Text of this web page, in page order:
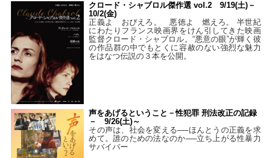
クロード・シャブロル傑作選 vol.2 9/19(土)－
10/2(金)
正義よ おびえろ。 悪徳よ 燃えろ。 半世紀
にわたりフランス映画界をけん引してきた映画
監督クロード・シャブロル。“悪意の眼”が輝く彼
の作品群の中でもとくに容赦のない強烈な魅力
をはなつ伝説の３本を公開。
声をあげるということ－性犯罪 刑法改正の記録
－ 9/26(土)～
その声は、社会を変える──ほんとうの正義を求
めて。誰のための法なのか──立ち上がる性暴力
サバイバー